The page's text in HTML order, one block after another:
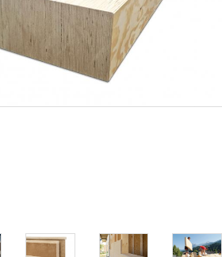
di impregnante idrorepellente
alle norme DIN 68.800 nel
il progetto strutturale con i
secondo le norme vigenti da
trasporto dei materiali a pie d'opera,
da personale specializzato
di fori e fresature per i necessari